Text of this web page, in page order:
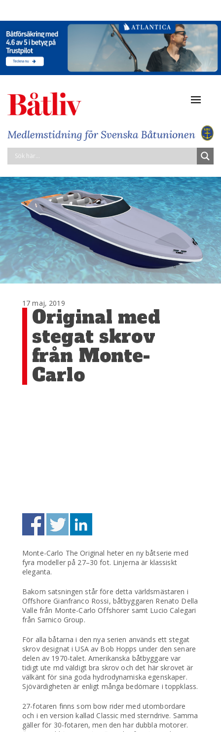
17 maj, 2019
Original med
stegat skrov
från Monte-
Carlo
Monte-Carlo The Original heter en ny båtserie med
fyra modeller på 27–30 fot. Linjerna är klassiskt
eleganta.
Bakom satsningen står före detta världsmästaren i
Offshore Gianfranco Rossi, båtbyggaren Renato Della
Valle från Monte-Carlo Offshorer samt Lucio Calegari
från Sarnico Group.
För alla båtarna i den nya serien används ett stegat
skrov designat i USA av Bob Hopps under den senare
delen av 1970-talet. Amerikanska båtbyggare var
tidigt ute md väldigt bra skrov och det här skrovet är
välkänt för sina goda hydrodynamiska egenskaper.
Sjövärdigheten är enligt många bedömare i toppklass.
27-fotaren finns som bow rider med utombordare
och i en version kallad Classic med sterndrive. Samma
gäller för 30-fotaren, men den har dubbla motorer.